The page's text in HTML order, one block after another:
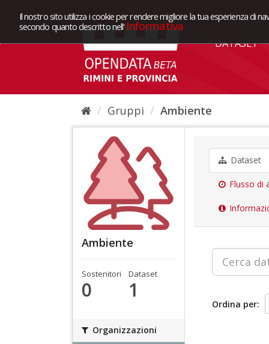
Il nostro sito utilizza i cookie per rendere migliore la tua esperienza di
secondo quanto descritto nell' Informativa
DATASET
Gruppi Ambiente
Ambiente
Sostenitori
0
Dataset
1
Organizzazioni
Dataset
Flusso di
Ordina per